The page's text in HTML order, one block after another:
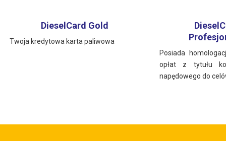
DieselCard Gold
Twoja kredytowa karta paliwowa
Posiada
opłat z tytułu
napędowego do